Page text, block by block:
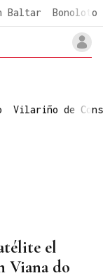
Baltar Bonoloto
Vilariño de
el
Viana do